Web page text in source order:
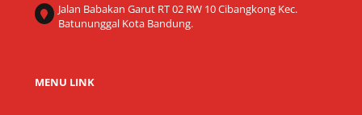
Jalan Babakan Garut RT 02 RW 10 Cibangkong Kec.
Batununggal Kota Bandung.
MENU LINK